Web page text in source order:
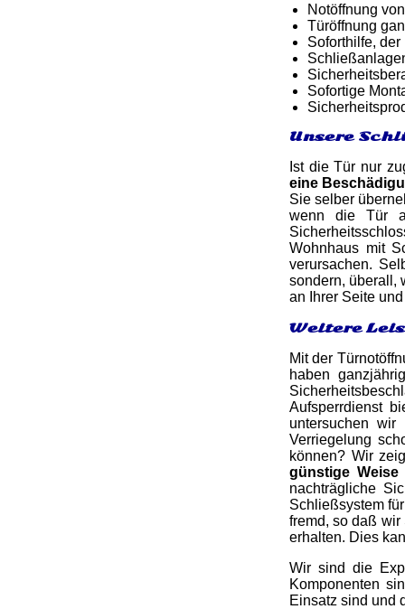
Notöffnung
Türöffnung
Soforthilfe,
Sofortige
Unsere
Ist die Tür nur
eine
Sie selber
wenn die Tür
Wohnhaus mit
verursachen.
sondern, überall,
an Ihrer Seite
Weitere
Mit der
haben
Aufsperrdienst
untersuchen
Verriegelung
können? Wir
günstige
nachträgliche
Schließsystem
fremd, so daß
erhalten. Dies
Wir sind die
Komponenten
Einsatz sind und